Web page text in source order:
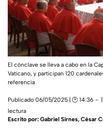
El cónclave se lleva a cabo en la
Vaticano, y participan 120
referencia
Publicado 06/05/2025 | 🕑 14:36
lectura
Escrito por: Gabriel Sirnes, César